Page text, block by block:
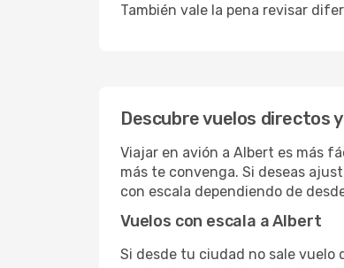
También vale la pena revisar
Descubre vuelos directos
Viajar en avión a Albert es más
más te convenga. Si deseas
con escala dependiendo de
Vuelos con escala a Albert
Si desde tu ciudad no sale vuelo